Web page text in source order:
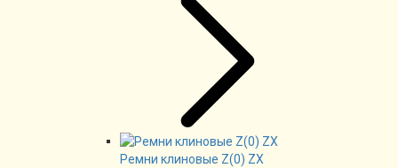
Ремни клиновые Z(0) ZX